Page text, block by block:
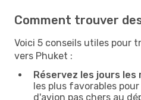
Comment trouver
Voici 5 conseils utiles pour
vers Phuket :
Réservez les jours les
les plus favorables
d'avion pas chers au